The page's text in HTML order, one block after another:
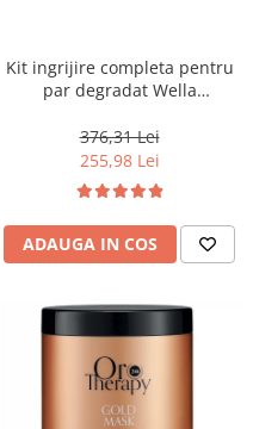
Kit ingrijire completa pentru
par degradat Wella
Salon Size
376,31 Lei
255,98 Lei
ADAUGA IN COS